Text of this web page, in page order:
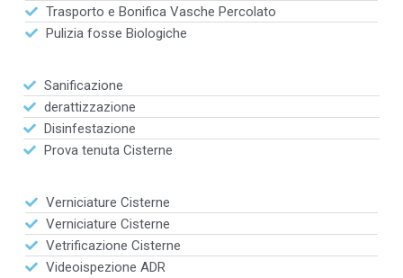
Trasporto e Bonifica Vasche Percolato
Pulizia fosse Biologiche
Sanificazione
derattizzazione
Disinfestazione
Prova tenuta Cisterne
Verniciature Cisterne
Verniciature Cisterne
Vetrificazione Cisterne
Videoispezione ADR